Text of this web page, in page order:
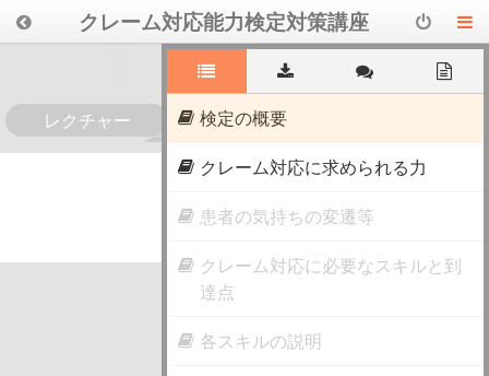
クレーム対応能力検定対策講座
レクチャー
0
検定の概要
クレーム対応に求められる力
患者の気持ちの変遷等
クレーム対応に必要なスキルと到
達点
各スキルの説明